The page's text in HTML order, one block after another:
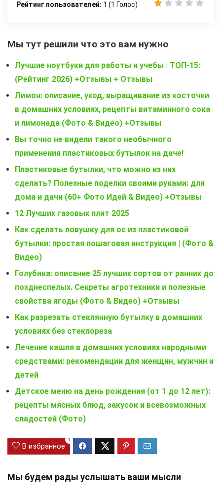
Рейтинг пользователей: 1 (1 Голос)
Мы тут решили что это вам нужно
Лучшие ноутбуки для работы и учебы | ТОП-15:
(Рейтинг 2026) +Отзывы + Отзывы
Лимон: описание, уход, выращивание из косточки
в домашних условиях, рецепты витаминного сока
и лимонада (Фото & Видео) +Отзывы
Вы точно не видели такого необычного
применения пластиковых бутылок на даче!
Пластиковые бутылки, что можно из них
сделать? Полезные поделки своими руками: для
дома и дачи (60+ Фото Идей & Видео) +Отзывы
12 Лучших газовых плит 2025
Как сделать ловушку для ос из пластиковой
бутылки: простая пошаговая инструкция | (Фото &
Видео)
Голубика: описание 25 лучших сортов от ранних до
позднеспелых. Секреты агротехники и полезные
свойства ягоды (Фото & Видео) +Отзывы
Как разрезать стеклянную бутылку в домашних
условиях без стеклореза
Лечение кашля в домашних условиях народными
средствами: рекомендации для женщин, мужчин и
детей
Детское меню на день рождения (от 1 до 12 лет):
рецепты мясных блюд, закусок и всевозможных
сладостей (Фото)
В избранное
1
Мы будем рады услышать ваши мысли